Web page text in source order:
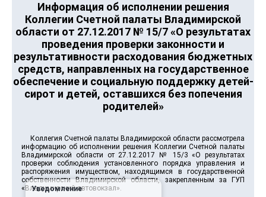
Информация об исполнении решения
Коллегии Счетной палаты Владимирской
области от 27.12.2017 № 15/7 «О результатах
проведения проверки законности и
результативности расходования бюджетных
средств, направленных на государственное
обеспечение и социальную поддержку детей-
сирот и детей, оставшихся без попечения
родителей»
Коллегия Счетной палаты Владимирской области рассмотрела
информацию об исполнении решения Коллегии Счетной палаты
Владимирской области от 27.12.2017 № 15/3 «О результатах
проверки соблюдения установленного порядка управления и
распоряжения имуществом, находящимся в государственной
собственности Владимирской области, закрепленным за ГУП
«Владимирский автовокзал».
Уведомление